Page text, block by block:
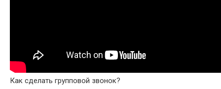
Как сделать групповой звонок?